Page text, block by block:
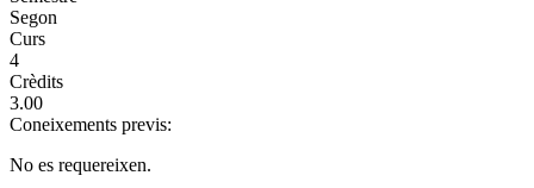
Segon
Curs
4
Crèdits
3.00
Coneixements previs:
No es requereixen.